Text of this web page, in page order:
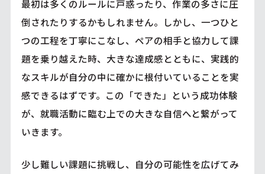
最初は多くのルールに戸惑ったり、作業の多さに圧
倒されたりするかもしれません。しかし、一つひと
つの工程を丁寧にこなし、ペアの相手と協力して課
題を乗り越えた時、大きな達成感とともに、実践的
なスキルが自分の中に確かに根付いていることを実
感できるはずです。この「できた」という成功体験
が、就職活動に臨む上での大きな自信へと繋がって
いきます。
少し難しい課題に挑戦し、自分の可能性を広げてみ